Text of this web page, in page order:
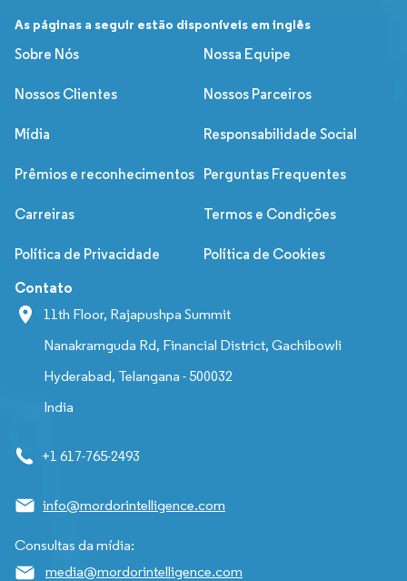
As páginas a seguir estão disponíveis em inglês
Sobre Nós
Nossa Equipe
Nossos Clientes Nossos Parceiros
Mídia Responsabilidade Social
Prêmios e reconhecimentos Perguntas Frequentes
Carreiras Termos e Condições
Política de Privacidade Política de Cookies
Contato
11th Floor, Rajapushpa Summit
Nanakramguda Rd, Financial District, Gachibowli
Hyderabad, Telangana - 500032
India
+1 617-765-2493
info@mordorintelligence.com
Consultas da mídia:
media@mordorintelligence.com